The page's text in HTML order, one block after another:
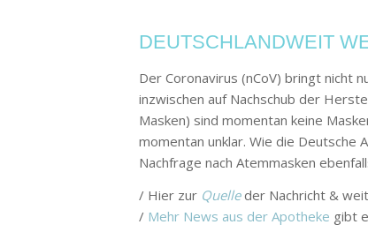
DEUTSCHLANDWEIT
Der Coronavirus (nCoV) bringt nicht
inzwischen auf Nachschub der
Masken) sind momentan keine
momentan unklar. Wie die Deutsche
Nachfrage nach Atemmasken
/ Hier zur Quelleder Nachricht &
/ Mehr News aus der Apotheke gibt